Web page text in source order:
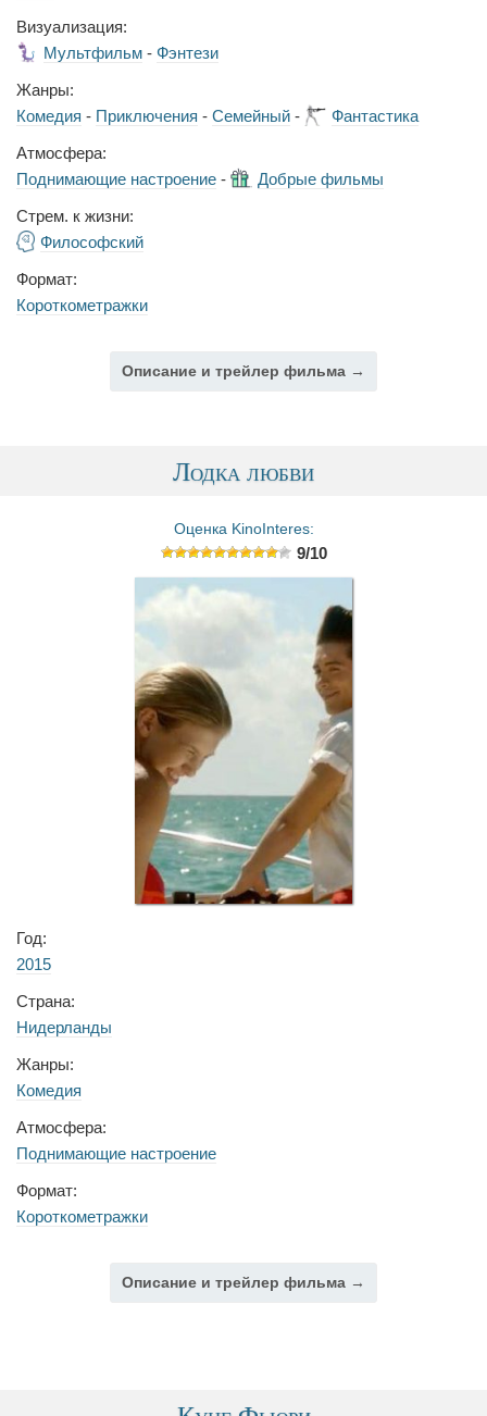
Визуализация:
Мультфильм - Фэнтези
Жанры:
Комедия - Приключения - Семейный -
Фантастика
Атмосфера:
Поднимающие настроение -
Добрые фильмы
Стрем. к жизни:
Философский
Формат:
Короткометражки
Описание и трейлер фильма →
Лодка любви
Оценка KinoInteres:
9/10
Год:
2015
Страна:
Нидерланды
Жанры:
Комедия
Атмосфера:
Поднимающие настроение
Формат:
Короткометражки
Описание и трейлер фильма →